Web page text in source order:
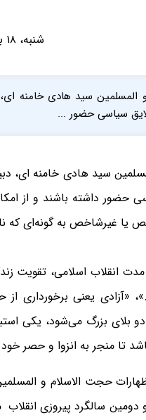
شنبه، ۱۸ بهمن ۱۳۹۹ - ۰۹:۳۹:۱۵
سید هادی خامنه ای،
سیاسی حضور ...
سید هادی خامنه ای،
حضور داشته باشند و از
یا غیرشاخص به گونه‌ای که
انقلاب اسلامی، تقویت
«آزادی یعنی برخورداری
بلای بزرگ می‌شود، یکی
تا منجر به انزوا و حصر
حجت الاسلام و
دومین سالگرد پیروزی